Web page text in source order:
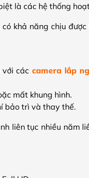
là các hệ thống
khả năng chịu
các camera lắp
mất khung hình.
bảo trì và thay thế.
liên tục nhiều năm